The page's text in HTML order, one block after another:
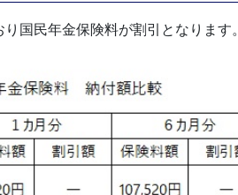
国民年金保険料が割引となります。